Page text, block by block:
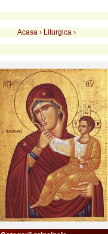
Acasa › Liturgica ›